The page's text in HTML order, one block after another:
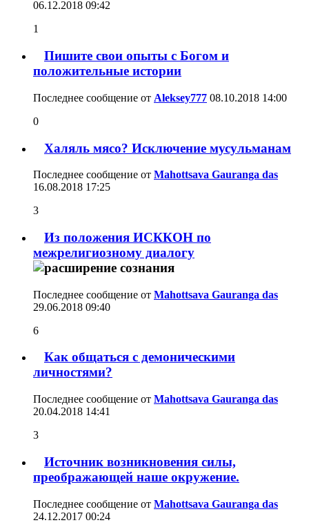
06.12.2018 09:42
1
Пишите свои опыты с Богом и
положительные истории
Последнее сообщение от Aleksey777 08.10.2018 14:00
0
Халяль мясо? Исключение мусульманам
Последнее сообщение от Mahottsava Gauranga das
16.08.2018 17:25
3
Из положения ИСККОН по
межрелигиозному диалогу
Последнее сообщение от Mahottsava Gauranga das
29.06.2018 09:40
6
Как общаться с демоническими
личностями?
Последнее сообщение от Mahottsava Gauranga das
20.04.2018 14:41
3
Источник возникновения силы,
преображающей наше окружение.
Последнее сообщение от Mahottsava Gauranga das
24.12.2017 00:24